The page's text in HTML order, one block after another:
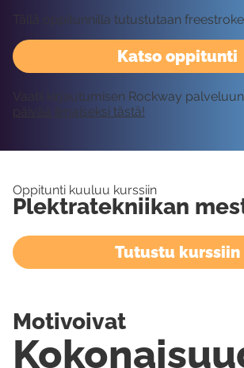
Katso oppitunti
Tällä oppitunnilla tutustutaan
Vaatii kirjautumisen Rockway
päivää ilmaiseksi tästä!
Oppitunti kuuluu kurssiin
Plektratekniikan
Tutustu kurssiin
Motivoivat